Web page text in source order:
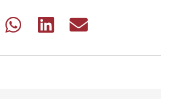
Share
Share
Share